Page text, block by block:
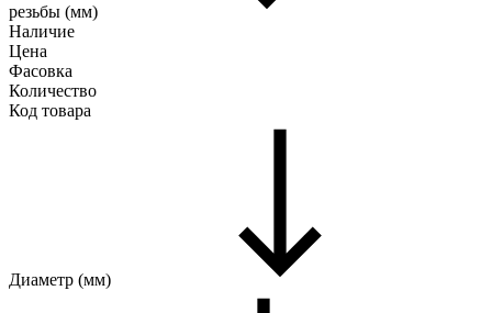
резьбы (мм)
Наличие
Цена
Фасовка
Количество
Код товара
Диаметр (мм)